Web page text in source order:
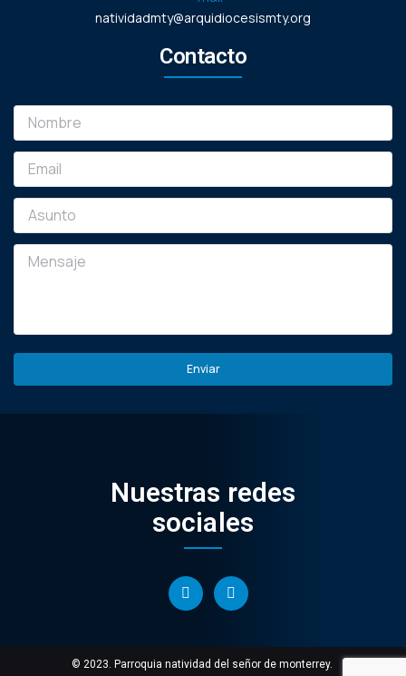
natividadmty@arquidiocesismty.org
Contacto
Nuestras redes
sociales
© 2023. Parroquia natividad del señor de monterrey.